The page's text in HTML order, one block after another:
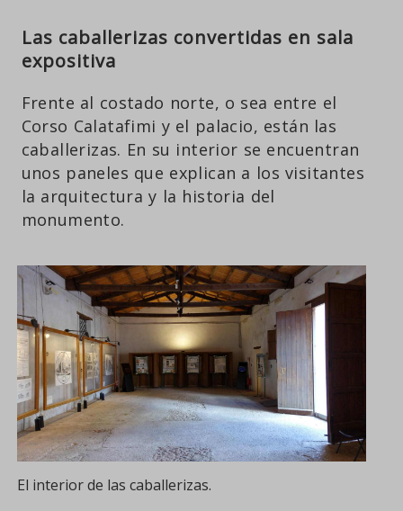
Las caballerizas convertidas en sala
expositiva
Frente al costado norte, o sea entre el
Corso Calatafimi y el palacio, están las
caballerizas. En su interior se encuentran
unos paneles que explican a los visitantes
la arquitectura y la historia del
monumento.
El interior de las caballerizas.